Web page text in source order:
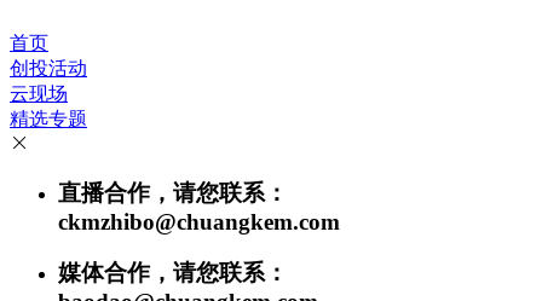
首页
创投活动
云现场
精选专题
直播合作，请您联系：
ckmzhibo@chuangkem.com
媒体合作，请您联系：